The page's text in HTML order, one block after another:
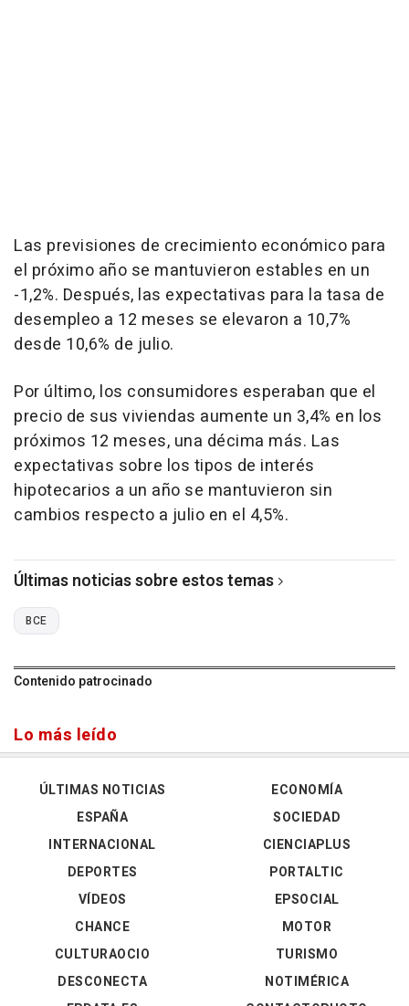
Las previsiones de crecimiento económico para
el próximo año se mantuvieron estables en un
-1,2%. Después, las expectativas para la tasa de
desempleo a 12 meses se elevaron a 10,7%
desde 10,6% de julio.
Por último, los consumidores esperaban que el
precio de sus viviendas aumente un 3,4% en los
próximos 12 meses, una décima más. Las
expectativas sobre los tipos de interés
hipotecarios a un año se mantuvieron sin
cambios respecto a julio en el 4,5%.
Últimas noticias sobre estos temas
BCE
Contenido patrocinado
Lo más leído
ÚLTIMAS NOTICIAS
ESPAÑA
INTERNACIONAL
DEPORTES
VÍDEOS
ECONOMÍA
SOCIEDAD
CIENCIAPLUS
PORTALTIC
EPSOCIAL
CHANCE
CULTURAOCIO
DESCONECTA
MOTOR
TURISMO
NOTIMÉRICA